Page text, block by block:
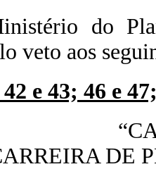
do
veto aos
e 43; 46 e
DE